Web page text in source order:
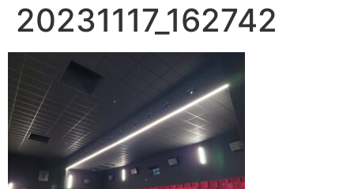
20231117_162742